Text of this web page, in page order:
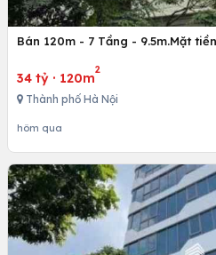
Bán 120m - 7 Tầng - 9.5m.Mặt
34 tỷ · 120m
2
Thành phố Hà Nội
hôm qua